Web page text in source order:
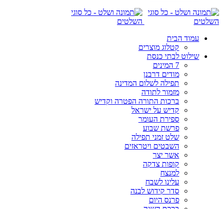
עמוד הבית
קטלוג מוצרים
שילוט לבתי כנסת
7 המינים
מודים דרבנן
תפילה לשלום המדינה
מזמור לתודה
ברכות התורה הפטרה וקדיש
קדיש על ישראל
ספירת העומר
פרשת שבוע
שלט זמני תפילה
השבטים ויטראזים
אשר יצר
קופות צדקה
למנצח
עלינו לשבח
סדר קידוש לבנה
פרנס היום